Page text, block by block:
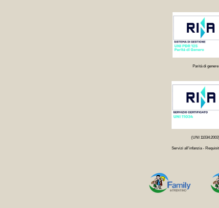
Parità di genere
(UNI
Servizi all'infanzia -